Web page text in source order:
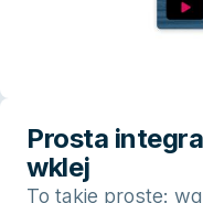
Prosta
wklej
To takie proste: